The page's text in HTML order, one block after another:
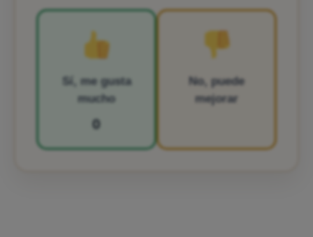
Sí, me gusta
mucho
0
No, puede
mejorar